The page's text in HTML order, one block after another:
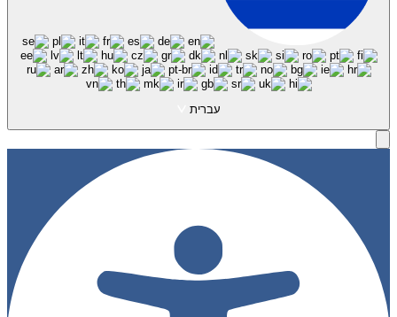
עברית